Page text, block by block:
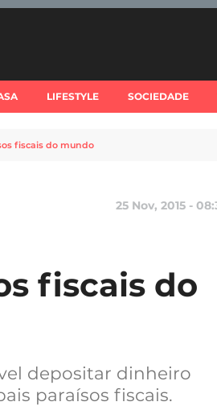
LIFESTYLE SOCIEDADE
fiscais do mundo
25 Nov, 2015 -
fiscais do
depositar dinheiro
paraísos fiscais.